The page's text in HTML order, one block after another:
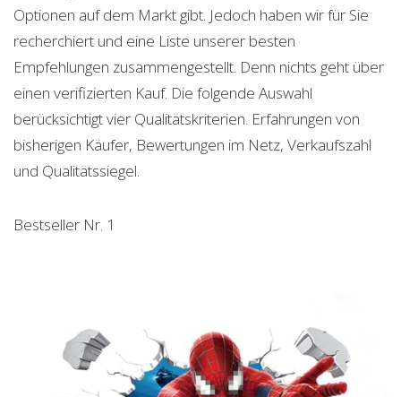
Optionen auf dem Markt gibt. Jedoch haben wir für Sie
recherchiert und eine Liste unserer besten
Empfehlungen zusammengestellt. Denn nichts geht über
einen verifizierten Kauf. Die folgende Auswahl
berücksichtigt vier Qualitätskriterien. Erfahrungen von
bisherigen Käufer, Bewertungen im Netz, Verkaufszahl
und Qualitätssiegel.
Bestseller Nr. 1